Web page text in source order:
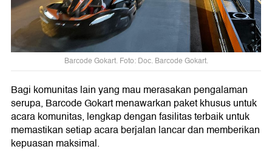
Barcode Gokart. Foto: Doc. Barcode Gokart.
Bagi komunitas lain yang mau merasakan pengalaman
serupa, Barcode Gokart menawarkan paket khusus untuk
acara komunitas, lengkap dengan fasilitas terbaik untuk
memastikan setiap acara berjalan lancar dan memberikan
kepuasan maksimal.